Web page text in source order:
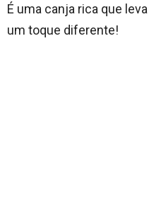
É uma canja rica que
um toque diferente!